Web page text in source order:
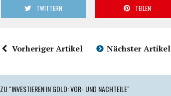
TWITTERN TEILEN
Vorheriger Artikel Nächster Artikel
ZU "INVESTIEREN IN GOLD: VOR- UND NACHTEILE"